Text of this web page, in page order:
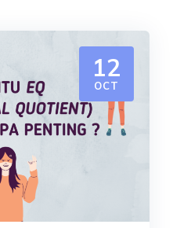
12
OCT